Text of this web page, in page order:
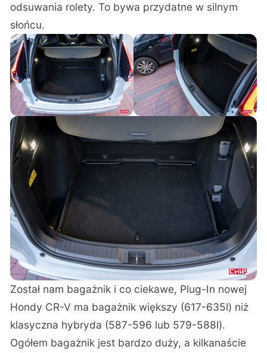
odsuwania rolety. To bywa przydatne w silnym
słońcu.
Został nam bagażnik i co ciekawe, Plug-In nowej
Hondy CR-V ma bagażnik większy (617-635l) niż
klasyczna hybryda (587-596 lub 579-588l).
Ogółem bagażnik jest bardzo duży, a kilkanaście